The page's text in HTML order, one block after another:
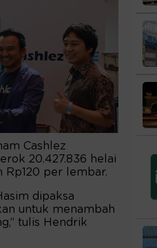
Cashlez
20.427.836 helai
Rp120 per lembar.
dipaksa
untuk menambah
tulis Hendrik